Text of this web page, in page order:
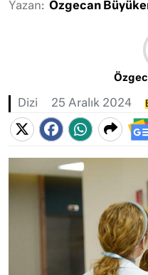
Yazan: Özgecan
Dizi 25 Aralık 2024